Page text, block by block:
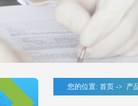
您的位置: 首页 -> 产